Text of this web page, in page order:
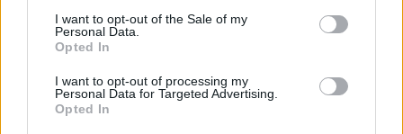
consent section.
I want to opt-out of the Sale of my
Personal Data.
Opted In
I want to opt-out of processing my
Personal Data for Targeted Advertising.
Opted In
Paks: hétfőn és talán még kedden üzemben tartható
az utolsó turbina